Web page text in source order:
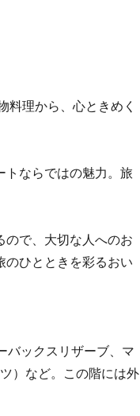
料理から、心ときめく
トならではの魅力。旅
ので、大切な人へのお
のひとときを彩るおい
バックスリザーブ、マ
）など。この階には外